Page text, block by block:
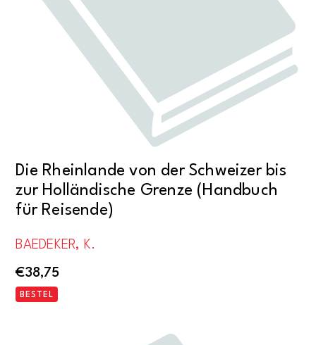
Die Rheinlande von der Schweizer bis
zur Holländische Grenze (Handbuch
für Reisende)
BAEDEKER, K.
€38,75
BESTEL